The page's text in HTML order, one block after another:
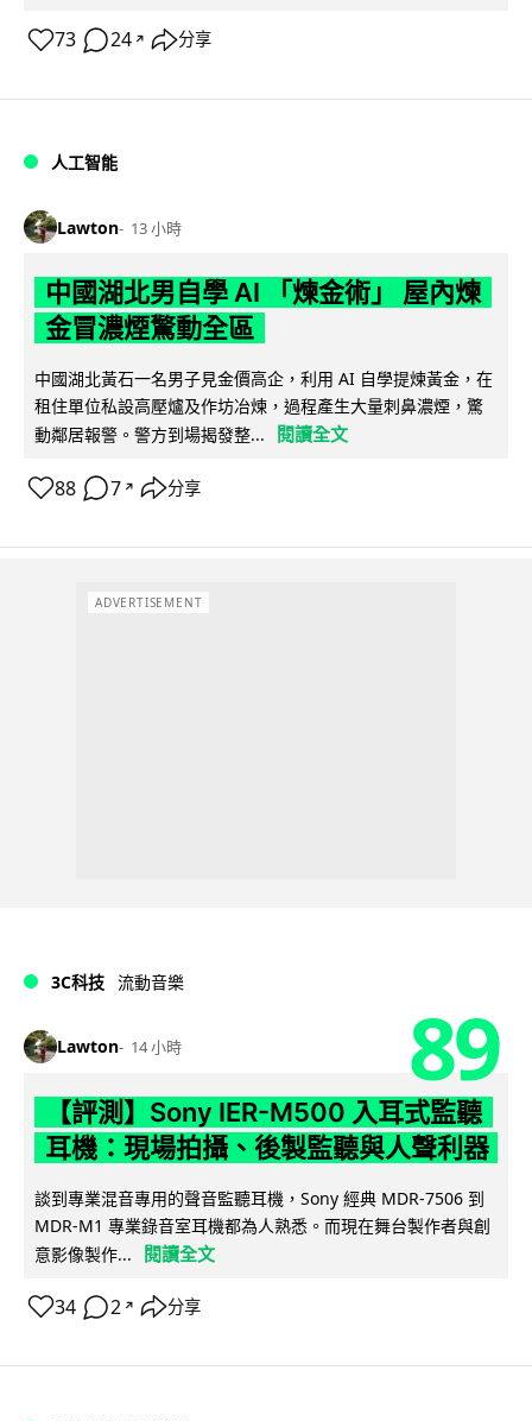
73 24 ↗ 分享
人工智能
Lawton 13 小時
中國湖北男自學 AI 「煉金術」 屋內煉
金冒濃煙驚動全區
中國湖北黃石一名男子見金價高企，利用 AI 自學提煉黃金，在
租住單位私設高壓爐及作坊冶煉，過程產生大量刺鼻濃煙，驚
動鄰居報警。警方到場揭發整...
閱讀全文
88 7 ↗ 分享
ADVERTISEMENT
3C科技 流動音樂
Lawton 14 小時 89
【評測】Sony IER-M500 入耳式監聽
耳機：現場拍攝、後製監聽與人聲利器
談到專業混音專用的聲音監聽耳機，Sony 經典 MDR-7506 到
MDR-M1 專業錄音室耳機都為人熟悉。而現在舞台製作者與創
意影像製作...
閱讀全文
34 2 ↗ 分享